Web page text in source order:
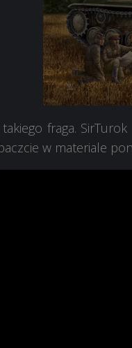
takiego fraga.
w materiale